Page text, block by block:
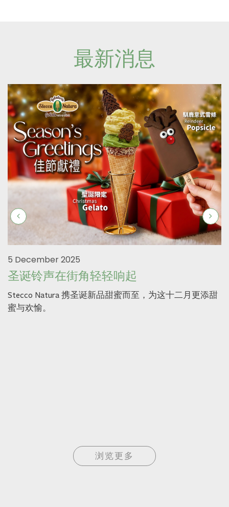
最新消息
5 December 2025
圣诞铃声在街角轻轻响起
Stecco Natura 携圣诞新品甜蜜而至，为这十二月更添甜
蜜与欢愉。
浏览更多